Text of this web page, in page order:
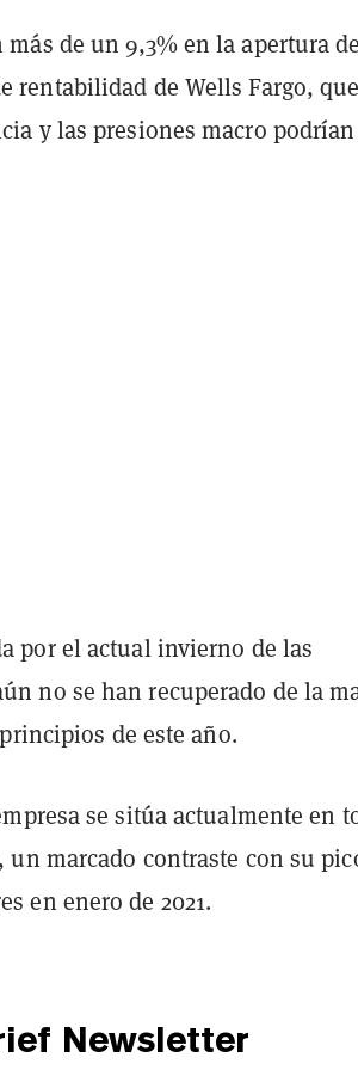
de un 9,3% en la apertura
rentabilidad de Wells Fargo,
y las presiones macro podrían
por el actual invierno de las
no se han recuperado de la
de este año.
se sitúa actualmente en
marcado contraste con su
en enero de 2021.
Newsletter